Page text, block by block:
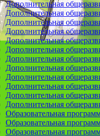
Дополнительная
Дополнительная
Дополнительная
Дополнительная
Дополнительная
Дополнительная
Дополнительная
Дополнительная
Дополнительная
Дополнительная
Дополнительная
Дополнительная
Образовательная
Образовательная
Образовательная